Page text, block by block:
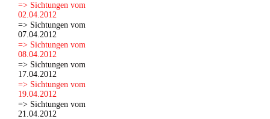
=> Sichtungen vom
02.04.2012
=> Sichtungen vom
07.04.2012
=> Sichtungen vom
08.04.2012
=> Sichtungen vom
17.04.2012
=> Sichtungen vom
19.04.2012
=> Sichtungen vom
21.04.2012